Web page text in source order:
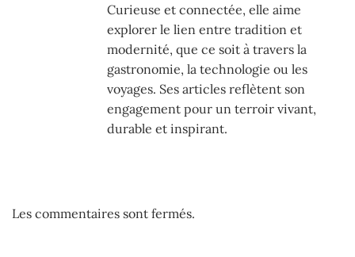
Curieuse et connectée, elle aime
explorer le lien entre tradition et
modernité, que ce soit à travers la
gastronomie, la technologie ou les
voyages. Ses articles reflètent son
engagement pour un terroir vivant,
durable et inspirant.
Les commentaires sont fermés.